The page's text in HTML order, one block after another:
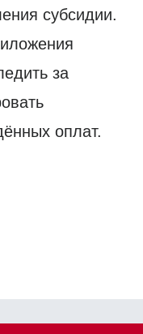
субсидии.
за
оплат.